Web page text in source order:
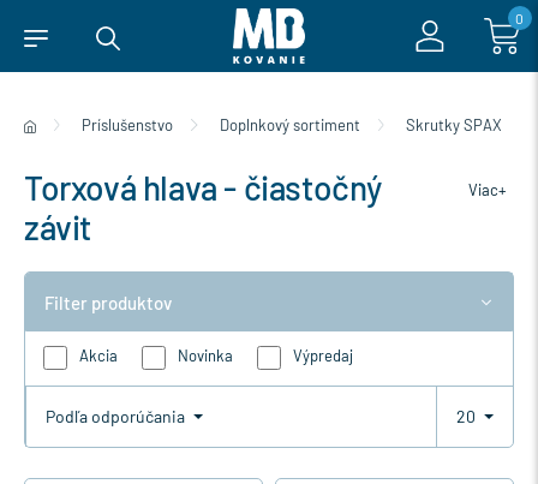
0
Príslušenstvo Doplnkový sortiment Skrutky SPAX
Torxová hlava - čiastočný
závit
Viac+
Filter produktov
Akcia Novinka Výpredaj
Podľa odporúčania 20